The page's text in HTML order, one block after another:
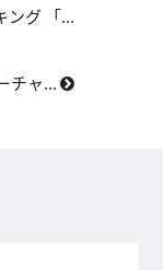
ング 「...
チャ...